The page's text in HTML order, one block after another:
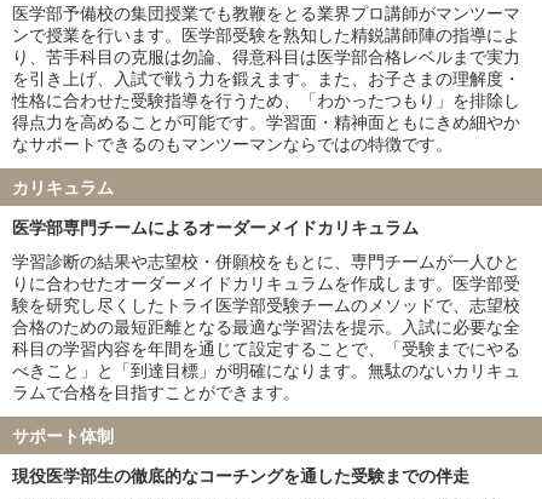
山形大学
福島県立医科大学
島根大学
佐賀大学
防衛医科大学校
私立大学
慶應義塾大学
東京慈恵会医科大学
大阪医科薬科大学
国際医療福祉大学
自治医科大学
東邦大学
産業医科大学
帝京大学
近畿大学
愛知医科大学
藤田医科大学
杏林大学
日本大学
兵庫医科大学
聖マリアンナ医科大学
福岡大学
久留米大学
岩手医科大学
医学部予備校の集団授業でも教鞭をとる業界プロ講師がマンツーマ
ンで授業を行います。医学部受験を熟知した精鋭講師陣の指導によ
り、苦手科目の克服は勿論、得意科目は医学部合格レベルまで実力
を引き上げ、入試で戦う力を鍛えます。また、お子さまの理解度・
性格に合わせた受験指導を行うため、「わかったつもり」を排除し
得点力を高めることが可能です。学習面・精神面ともにきめ細やか
なサポートできるのもマンツーマンならではの特徴です。
カリキュラム
医学部専門チームによるオーダーメイドカリキュラム
学習診断の結果や志望校・併願校をもとに、専門チームが一人ひと
りに合わせたオーダーメイドカリキュラムを作成します。医学部受
験を研究し尽くしたトライ医学部受験チームのメソッドで、志望校
合格のための最短距離となる最適な学習法を提示。入試に必要な全
科目の学習内容を年間を通じて設定することで、「受験までにやる
べきこと」と「到達目標」が明確になります。無駄のないカリキュ
ラムで合格を目指すことができます。
サポート体制
現役医学部生の徹底的なコーチングを通した受験までの伴走